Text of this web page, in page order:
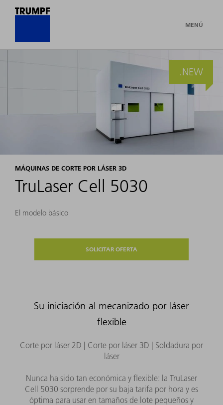
MENÚ
.NEW
MÁQUINAS DE CORTE POR LÁSER 3D
TruLaser Cell 5030
El modelo básico
SOLICITAR OFERTA
Su iniciación al mecanizado por láser
flexible
Corte por láser 2D | Corte por láser 3D | Soldadura por
láser
Nunca ha sido tan económica y flexible: la TruLaser
Cell 5030 sorprende por su baja tarifa por hora y es
óptima para usar en tamaños de lote pequeños y